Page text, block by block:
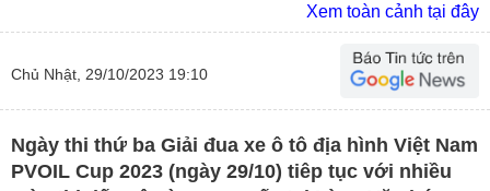
Xem toàn cảnh tại đây
Chủ Nhật, 29/10/2023 19:10
Ngày thi thứ ba Giải đua xe ô tô địa hình Việt Nam
PVOIL Cup 2023 (ngày 29/10) tiêp tục với nhiều